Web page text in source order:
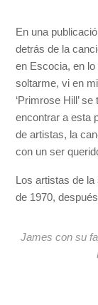
En una
detrás de la
en Escocia, en
soltarme, vi en
‘Primrose Hill’
encontrar a esta
de artistas, la
con un ser
Los artistas de
de 1970,
James con su